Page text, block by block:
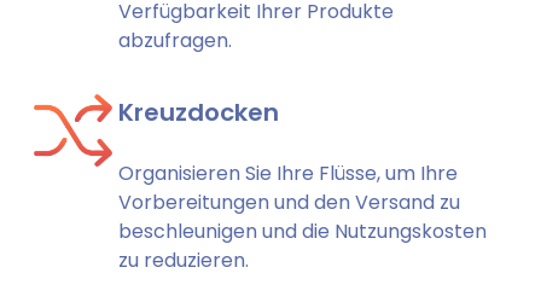
Verfügbarkeit Ihrer Produkte
abzufragen.
Kreuzdocken
Organisieren Sie Ihre Flüsse, um Ihre
Vorbereitungen und den Versand zu
beschleunigen und die Nutzungskosten
zu reduzieren.